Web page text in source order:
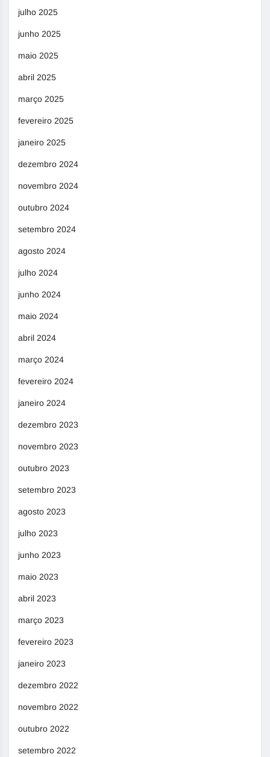
julho 2025
junho 2025
maio 2025
abril 2025
março 2025
fevereiro 2025
janeiro 2025
dezembro 2024
novembro 2024
outubro 2024
setembro 2024
agosto 2024
julho 2024
junho 2024
maio 2024
abril 2024
março 2024
fevereiro 2024
janeiro 2024
dezembro 2023
novembro 2023
outubro 2023
setembro 2023
agosto 2023
julho 2023
junho 2023
maio 2023
abril 2023
março 2023
fevereiro 2023
janeiro 2023
dezembro 2022
novembro 2022
outubro 2022
setembro 2022